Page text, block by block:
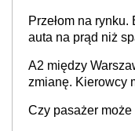
Przełom na
auta na prąd niż
A2 między
zmianę. Kierowcy
Czy pasażer